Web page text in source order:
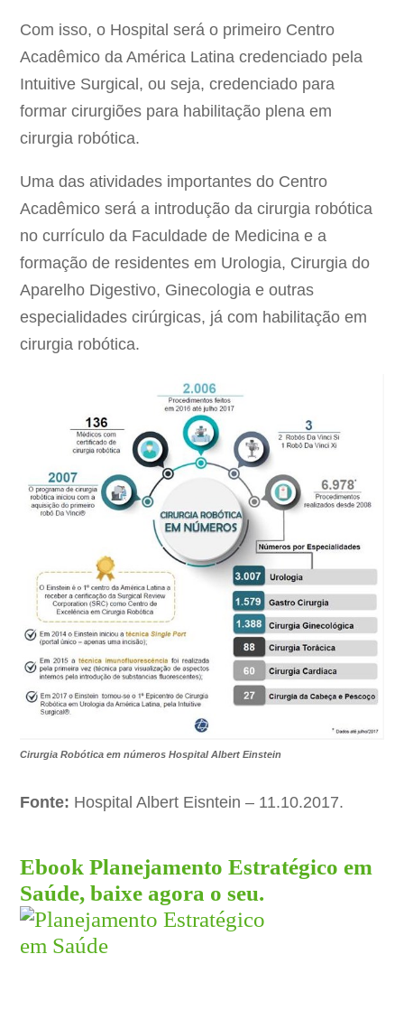
Com isso, o Hospital será o primeiro Centro
Acadêmico da América Latina credenciado pela
Intuitive Surgical, ou seja, credenciado para
formar cirurgiões para habilitação plena em
cirurgia robótica.
Uma das atividades importantes do Centro
Acadêmico será a introdução da cirurgia robótica
no currículo da Faculdade de Medicina e a
formação de residentes em Urologia, Cirurgia do
Aparelho Digestivo, Ginecologia e outras
especialidades cirúrgicas, já com habilitação em
cirurgia robótica.
Cirurgia Robótica em números Hospital Albert Einstein
Fonte: Hospital Albert Eisntein – 11.10.2017.
Ebook Planejamento Estratégico em
Saúde, baixe agora o seu.